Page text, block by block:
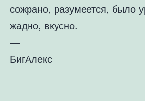
сожрано, разумеется, было
жадно, вкусно.
—
БигАлекс